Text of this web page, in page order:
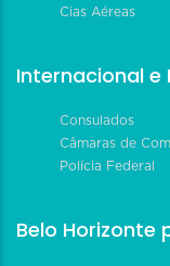
Cias Aéreas
Internacional e
Consulados
Câmaras de
Polícia Federal
Belo Horizonte